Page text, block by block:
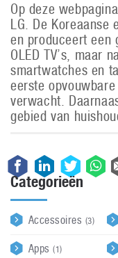
Op deze
LG. De
en produceert een
OLED TV’s, maar
smartwatches en
eerste
verwacht.
gebied van
Categorieën
Accessoires (3)
Apps(1)